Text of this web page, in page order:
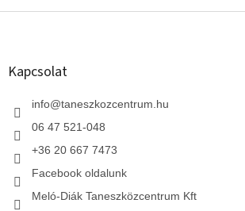
m
L
Kapcsolat
info@taneszkozcentrum.hu
06 47 521-048
+36 20 667 7473
Facebook oldalunk
Meló-Diák Taneszközcentrum Kft